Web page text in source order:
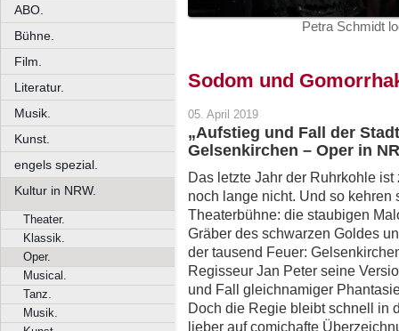
ABO.
Bühne.
Film.
Literatur.
Musik.
Kunst.
engels spezial.
Kultur in NRW.
Theater.
Klassik.
Oper.
Musical.
Tanz.
Musik.
Petra Schmidt
Sodom und
05. April 2019
„Aufstieg und Fall der
Gelsenkirchen – Oper in
Das letzte Jahr der Ruhrkohle
noch lange nicht. Und so
Theaterbühne: die staubigen
Gräber des schwarzen Goldes
der tausend Feuer:
Regisseur Jan Peter seine
und Fall gleichnamiger
Doch die Regie bleibt schnell in
lieber auf comichafte